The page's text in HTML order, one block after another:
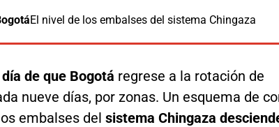
El nivel de los embalses del sistema Chingaza
de que Bogotá regrese a la rotación de
nueve días, por zonas. Un esquema de
embalses del sistema Chingaza